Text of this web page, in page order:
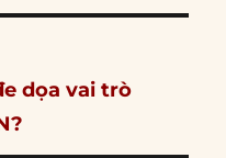
dọa vai trò